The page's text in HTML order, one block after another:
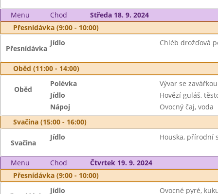
Menu Chod
Středa 18. 9. 2024
Přesnídávka (9:00 - 10:00)
Přesnídávka
Jídlo Chléb drožďová
Oběd (11:00 - 14:00)
Oběd
Polévka
Vývar se zavářkou
Jídlo
Hovězí guláš,
Nápoj
Ovocný čaj, voda
Svačina (15:00 - 16:00)
Svačina
Jídlo Houska, přírodní
Menu Chod
Čtvrtek 19. 9. 2024
Přesnídávka (9:00 - 10:00)
Jídlo Ovocné pyré,